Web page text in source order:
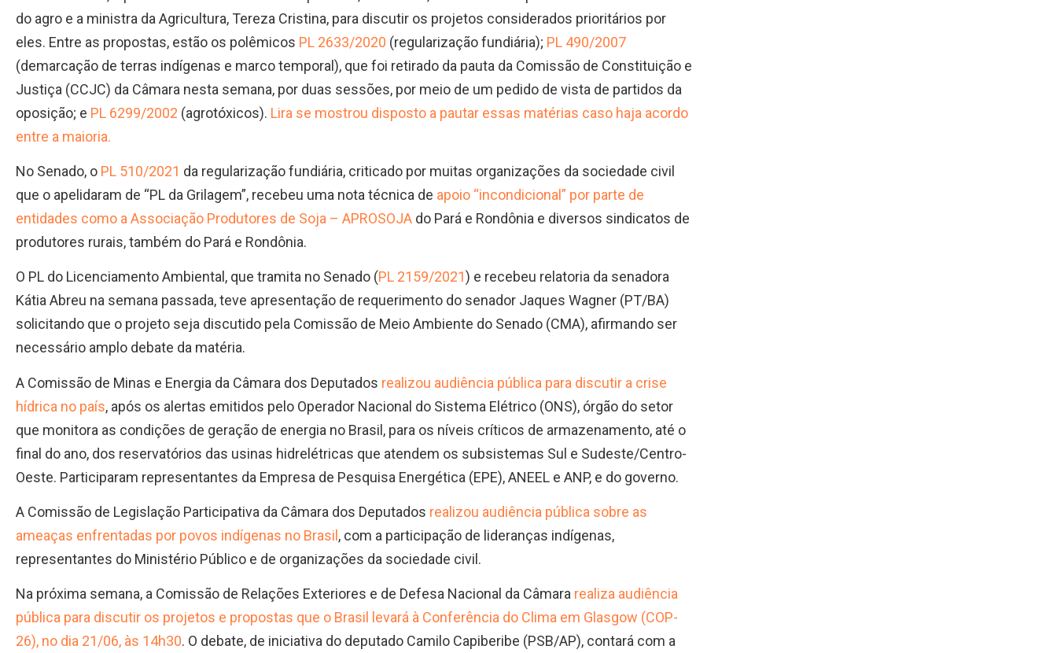
do agro e a ministra da Agricultura, Tereza Cristina, para discutir os projetos considerados prioritários por
eles. Entre as propostas, estão os polêmicos PL 2633/2020 (regularização fundiária); PL 490/2007
(demarcação de terras indígenas e marco temporal), que foi retirado da pauta da Comissão de Constituição e
Justiça (CCJC) da Câmara nesta semana, por duas sessões, por meio de um pedido de vista de partidos da
oposição; e PL 6299/2002 (agrotóxicos). Lira se mostrou disposto a pautar essas matérias caso haja acordo
entre a maioria.
No Senado, o PL 510/2021 da regularização fundiária, criticado por muitas organizações da sociedade civil
que o apelidaram de “PL da Grilagem”, recebeu uma nota técnica de apoio “incondicional” por parte de
entidades como a Associação Produtores de Soja – APROSOJA do Pará e Rondônia e diversos sindicatos de
produtores rurais, também do Pará e Rondônia.
O PL do Licenciamento Ambiental, que tramita no Senado (PL 2159/2021) e recebeu relatoria da senadora
Kátia Abreu na semana passada, teve apresentação de requerimento do senador Jaques Wagner (PT/BA)
solicitando que o projeto seja discutido pela Comissão de Meio Ambiente do Senado (CMA), afirmando ser
necessário amplo debate da matéria.
A Comissão de Minas e Energia da Câmara dos Deputados realizou audiência pública para discutir a crise
hídrica no país, após os alertas emitidos pelo Operador Nacional do Sistema Elétrico (ONS), órgão do setor
que monitora as condições de geração de energia no Brasil, para os níveis críticos de armazenamento, até o
final do ano, dos reservatórios das usinas hidrelétricas que atendem os subsistemas Sul e Sudeste/Centro-
Oeste. Participaram representantes da Empresa de Pesquisa Energética (EPE), ANEEL e ANP, e do governo.
A Comissão de Legislação Participativa da Câmara dos Deputados realizou audiência pública sobre as
ameaças enfrentadas por povos indígenas no Brasil , com a participação de lideranças indígenas,
representantes do Ministério Público e de organizações da sociedade civil.
Na próxima semana, a Comissão de Relações Exteriores e de Defesa Nacional da Câmara realiza audiência
pública para discutir os projetos e propostas que o Brasil levará à Conferência do Clima em Glasgow (COP-
26), no dia 21/06, às 14h30. O debate, de iniciativa do deputado Camilo Capiberibe (PSB/AP), contará com a